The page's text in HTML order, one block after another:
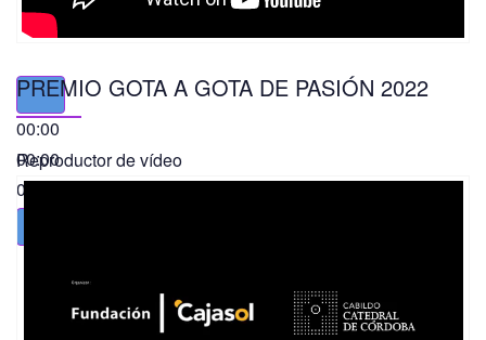
00:00
00:00
01:49
PREMIO GOTA A GOTA DE PASIÓN 2022
Reproductor de vídeo